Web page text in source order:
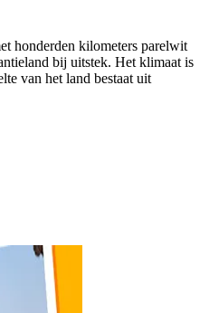
honderden kilometers parelwit
bij uitstek. Het klimaat is
van het land bestaat uit